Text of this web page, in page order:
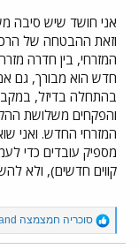
וזאת ההבטחה של
חדש הוא מבורך, גם
בהתחלה בדיזל,
והפקחים משלושת
המזרחי החדש. ואני
מספיק עובדים כדי
קווים חדשים), ולא
R
e
סוכריה חמצמצה